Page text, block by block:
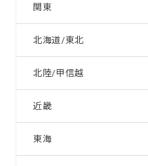
関東
北海道/東北
北陸/甲信越
近畿
東海